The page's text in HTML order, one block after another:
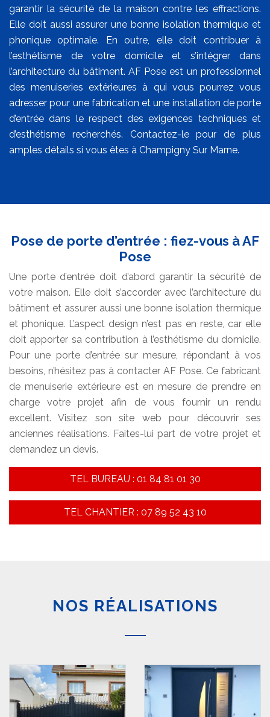
garantir la sécurité de la maison contre les effractions.
Elle doit aussi assurer une bonne isolation thermique et
phonique optimale. En outre, elle doit contribuer à
l’esthétisme de votre domicile et s’intégrer dans
l’architecture du bâtiment. AF Pose est un professionnel
des menuiseries extérieures à qui vous pourrez vous
adresser pour une fabrication et une installation de porte
d’entrée dans le respect des exigences techniques et
d’esthétisme recherchés. Contactez-le pour de plus
amples détails si vous êtes à Champigny Sur Marne.
Pose de porte d’entrée : fiez-vous à AF
Pose
Une porte d’entrée doit d’abord garantir la sécurité de
votre maison. Elle doit s’accorder avec l’architecture du
bâtiment et assurer aussi une bonne isolation thermique
et phonique. L’aspect design n’est pas en reste, car elle
doit apporter sa contribution à l’esthétisme du domicile.
Pour une porte d’entrée sur mesure, répondant à vos
besoins, n’hésitez pas à contacter AF Pose. Ce fabricant
de menuiserie extérieure est en mesure de prendre en
charge votre projet afin de vous fournir un rendu
excellent. Visitez son site web pour découvrir ses
anciennes réalisations. Faites-lui part de votre projet et
demandez un devis.
TEL BUREAU : 01 84 81 01 30
TEL CHANTIER : 07 89 52 43 10
NOS RÉALISATIONS